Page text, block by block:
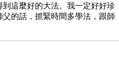
這麼好的大法。我一定好好珍
的話，抓緊時間多學法，跟師